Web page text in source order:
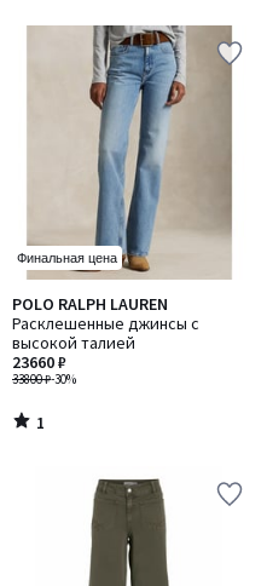
Финальная цена
POLO RALPH LAUREN
Расклешенные джинсы с
высокой талией
33800 ₽-30%
23660 ₽
1
/
5
1
/